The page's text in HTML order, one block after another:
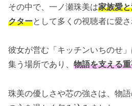
その中で、一ノ瀬珠美は家族愛
クターとして多くの視聴者に愛さ
彼女が営む「キッチンいちのせ
集う場所であり、 物語を支える
珠美の優しさや芯の強さは、物